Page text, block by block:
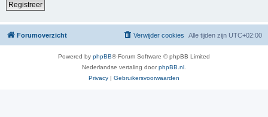
Registreer
Forumoverzicht Alle tijden zijn UTC+02:00
Verwijder cookies
Powered by phpBB® Forum Software © phpBB Limited
Nederlandse vertaling doorphpBB.nl
Privacy | Gebruikersvoorwaarden